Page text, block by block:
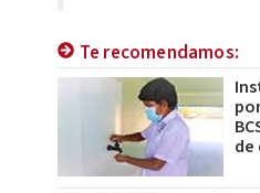
Te recomendamos:
de